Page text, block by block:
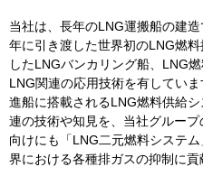
当社は、長年のLNG運搬船の建造
年に引き渡した世界初のLNG燃料
したLNGバンカリング船、 LNG
LNG関連の応用技術を有していま
進船に搭載されるLNG燃料供給
連の技術や知見を、当社グルー
向けにも「LNG二元燃料システ
界における各種排ガスの抑制に貢